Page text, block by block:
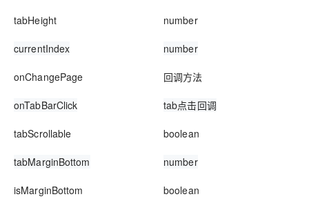
tabHeight number
currentIndex number
onChangePage 回调方法
onTabBarClick tab点击回调
tabScrollable boolean
tabMarginBottom number
isMarginBottom boolean